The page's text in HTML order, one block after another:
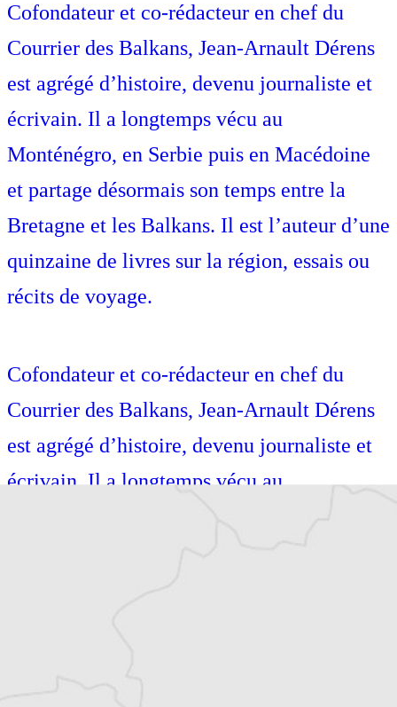
Cofondateur et co-rédacteur en chef du
Courrier des Balkans, Jean-Arnault Dérens
est agrégé d’histoire, devenu journaliste et
écrivain. Il a longtemps vécu au
Monténégro, en Serbie puis en Macédoine
et partage désormais son temps entre la
Bretagne et les Balkans. Il est l’auteur d’une
quinzaine de livres sur la région, essais ou
récits de voyage.
Cofondateur et co-rédacteur en chef du
Courrier des Balkans, Jean-Arnault Dérens
est agrégé d’histoire, devenu journaliste et
écrivain. Il a longtemps vécu au